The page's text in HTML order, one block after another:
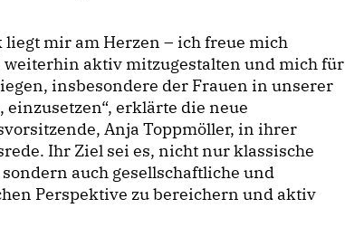
mir am Herzen – ich freue mich
weiterhin aktiv mitzugestalten und mich für
insbesondere der Frauen in unserer
einzusetzen“, erklärte die neue
Anja Toppmöller, in ihrer
Ihr Ziel sei es, nicht nur klassische
auch gesellschaftliche und
Perspektive zu bereichern und aktiv